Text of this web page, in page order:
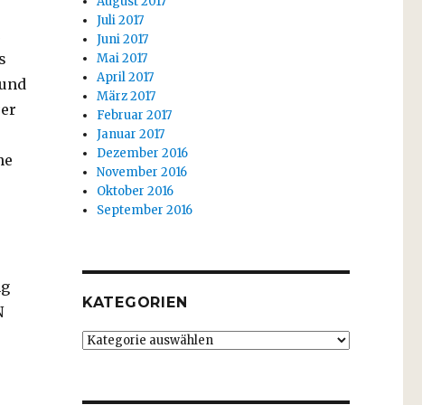
Juli 2017
Juni 2017
Mai 2017
April 2017
März 2017
Februar 2017
Januar 2017
Dezember 2016
November 2016
Oktober 2016
September 2016
KATEGORIEN
Kategorien